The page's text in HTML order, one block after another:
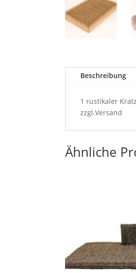
Beschreibung
1 rustikaler
zzgl.Versand
Ähnliche